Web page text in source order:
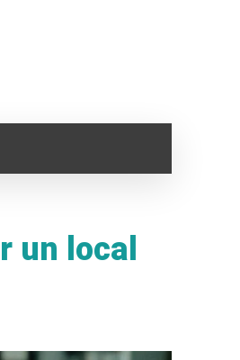
un local